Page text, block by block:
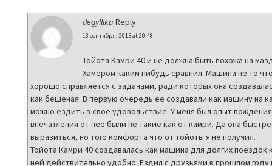
degylllka Reply:
13 сентября, 2015 at 20:48
Тойота Камри 40 и не должна быть похожа на
Хамером каким нибудь сравнил. Машина не то
хорошо справляется с задачами, ради которых она
как бешеная. В первую очередь ее создавали как машину на
можно ездить в свое удовольствие. У меня был опыт
впечатления от нее были не такие как от камри. Да она
выразиться, но того комфорта что от тойоты я не получил.
Тойота Камри 40 создавалась как машина для долгих поездок
ней действительно удобно. Ездил с друзьями в прошлом году